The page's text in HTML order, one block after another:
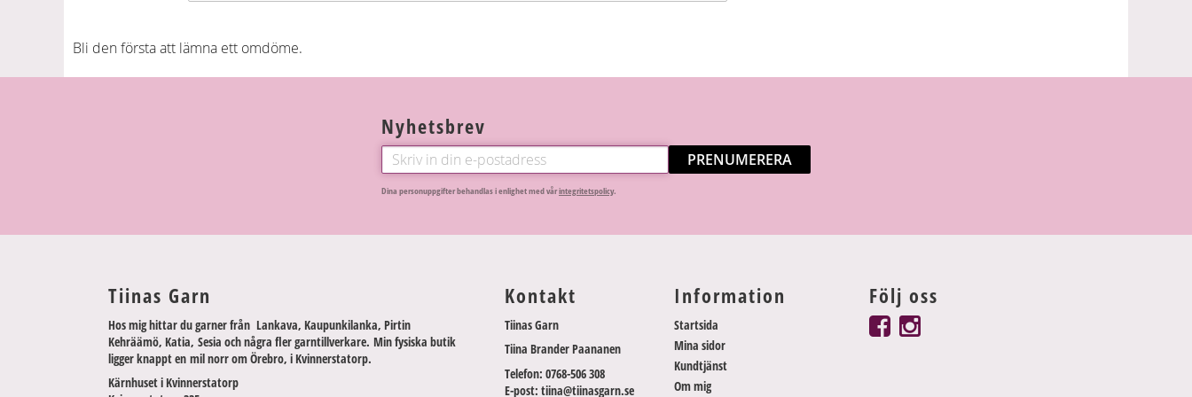
Bli den första att lämna ett omdöme.
Nyhetsbrev
PRENUMERERA
Dina personuppgifter behandlas i enlighet med vårintegritetspolicy.
Tiinas Garn
Hos mig hittar du garner från Lankava, Kaupunkilanka, Pirtin
Kehräämö, Katia, Sesia och några fler garntillverkare. Min fysiska butik
ligger knappt en mil norr om Örebro, i Kvinnerstatorp.
Kärnhuset i Kvinnerstatorp
Kontakt
Tiinas Garn
Tiina Brander Paananen
Telefon: 0768-506 308
E-post: tiina@tiinasgarn.se
Information
Startsida
Mina sidor
Kundtjänst
Om mig
Följ oss